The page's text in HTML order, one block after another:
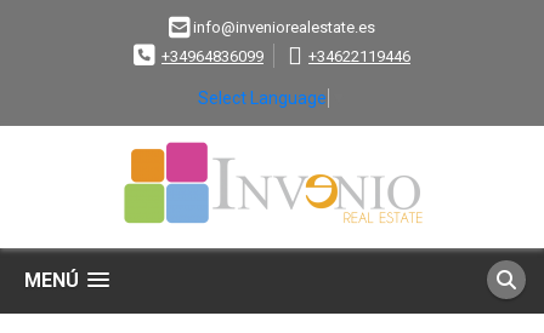
info@inveniorealestate.es
+34964836099
+34622119446
Select Language
MENÚ